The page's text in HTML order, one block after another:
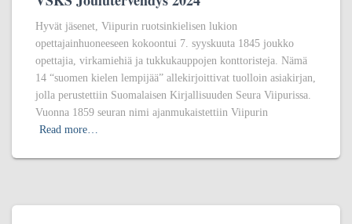
Hyvät jäsenet, Viipurin ruotsinkielisen lukion
opettajainhuoneeseen kokoontui 7. syyskuuta 1845 joukko
opettajia, virkamiehiä ja tukkukauppojen konttoristeja. Nämä
14 “suomen kielen lempijää” allekirjoittivat tuolloin asiakirjan,
jolla perustettiin Suomalaisen Kirjallisuuden Seura Viipurissa.
Vuonna 1859 seuran nimi ajanmukaistettiin Viipurin
Read more…